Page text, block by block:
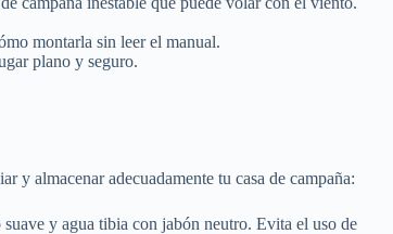
montarla sin leer el manual.
plano y seguro.
y almacenar adecuadamente tu casa de campaña:
y agua tibia con jabón neutro. Evita el uso de